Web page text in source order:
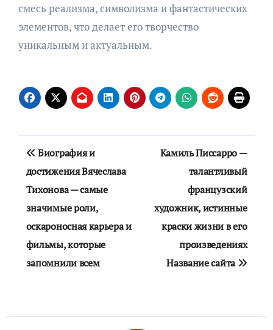
смесь реализма, символизма и фантастических
элементов, что делает его творчество
уникальным и актуальным.
Навигация
по
записям
Биография и
достижения Вячеслава
Тихонова — самые
значимые роли,
оскароносная карьера и
фильмы, которые
запомнили всем
Камиль Писсарро —
талантливый
французский
художник, истинные
краски жизни в его
произведениях
Название сайта